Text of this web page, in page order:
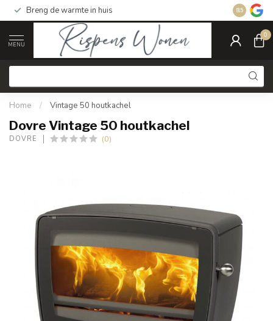
Breng de warmte in huis Gratis
8.5
MENU
0
Home / Vintage 50 houtkachel
Dovre Vintage 50 houtkachel
DOVRE (0)